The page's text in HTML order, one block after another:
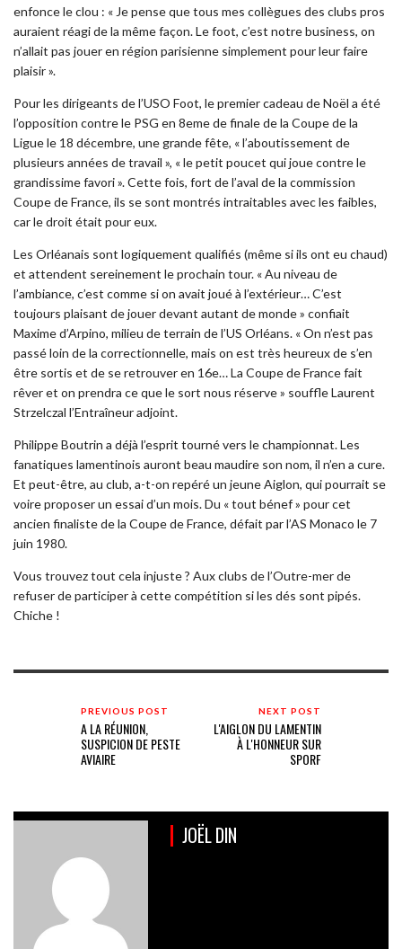
enfonce le clou : « Je pense que tous mes collègues des clubs pros
auraient réagi de la même façon. Le foot, c’est notre business, on
n’allait pas jouer en région parisienne simplement pour leur faire
plaisir ».
Pour les dirigeants de l’USO Foot, le premier cadeau de Noël a été
l’opposition contre le PSG en 8eme de finale de la Coupe de la
Ligue le 18 décembre, une grande fête, « l’aboutissement de
plusieurs années de travail », « le petit poucet qui joue contre le
grandissime favori ». Cette fois, fort de l’aval de la commission
Coupe de France, ils se sont montrés intraitables avec les faibles,
car le droit était pour eux.
Les Orléanais sont logiquement qualifiés (même si ils ont eu chaud)
et attendent sereinement le prochain tour. « Au niveau de
l’ambiance, c’est comme si on avait joué à l’extérieur… C’est
toujours plaisant de jouer devant autant de monde » confiait
Maxime d’Arpino, milieu de terrain de l’US Orléans. « On n’est pas
passé loin de la correctionnelle, mais on est très heureux de s’en
être sortis et de se retrouver en 16e… La Coupe de France fait
rêver et on prendra ce que le sort nous réserve » souffle Laurent
Strzelczal l’Entraîneur adjoint.
Philippe Boutrin a déjà l’esprit tourné vers le championnat. Les
fanatiques lamentinois auront beau maudire son nom, il n’en a cure.
Et peut-être, au club, a-t-on repéré un jeune Aiglon, qui pourrait se
voire proposer un essai d’un mois. Du « tout bénef » pour cet
ancien finaliste de la Coupe de France, défait par l’AS Monaco le 7
juin 1980.
Vous trouvez tout cela injuste ? Aux clubs de l’Outre-mer de
refuser de participer à cette compétition si les dés sont pipés.
Chiche !
PREVIOUS POST
A LA RÉUNION,
SUSPICION DE PESTE
AVIAIRE
NEXT POST
L'AIGLON DU LAMENTIN
À L'HONNEUR SUR
SPORF
JOËL DIN